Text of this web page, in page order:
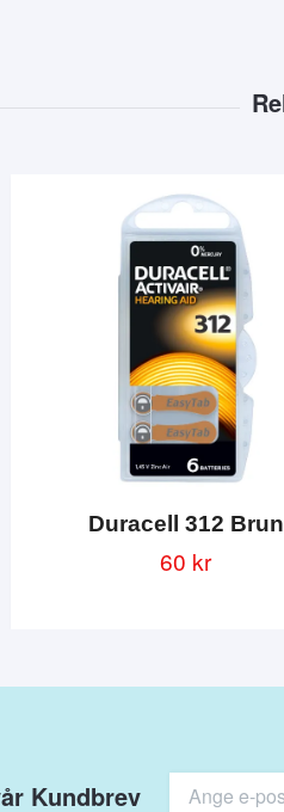
Duracell 312 Brun
60 kr
Kundbrev